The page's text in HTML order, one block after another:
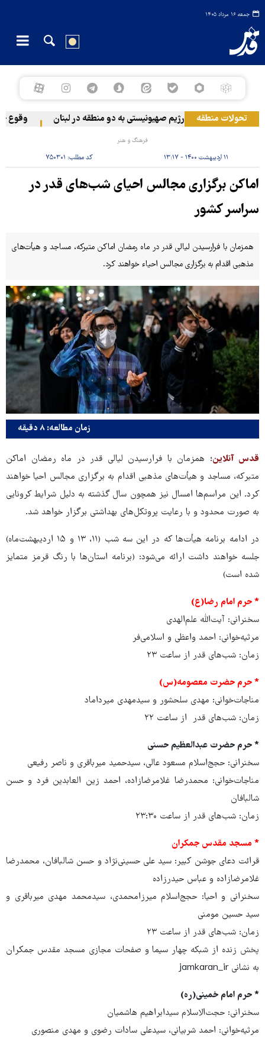
جمعه ۱۶ مرداد ۱۴۰۵
تحولات منطقه
حمله رژیم صهیونیستی به دو منطقه در لبنان وقوع حادثه
فرهنگ و هنر
۱۱ اردیبهشت ۱۴۰۰ - ۱۳:۱۷ کد مطلب: ۷۵۰۳۰۱
اماکن برگزاری مجالس احیای شب‌های قدر در
سراسر کشور
همزمان با فرارسیدن لیالی قدر در ماه رمضان اماکن متبرکه، مساجد و هیأت‌های
مذهبی اقدام به برگزاری مجالس احیاء خواهند کرد.
زمان مطالعه: ۸ دقیقه
قدس آنلاین؛ همزمان با فرارسیدن لیالی قدر در ماه رمضان اماکن
متبرکه، مساجد و هیأت‌های مذهبی اقدام به برگزاری مجالس احیا خواهند
کرد. این مراسم‌ها امسال نیز همچون سال گذشته به دلیل شرایط کرونایی
به صورت محدود و با رعایت پروتکل‌های بهداشتی برگزار خواهد شد.
در ادامه برنامه هیأت‌ها که در این سه شب (۱۱، ۱۳ و ۱۵ اردیبهشت‌ماه)
جلسه خواهند داشت ارائه می‌شود: (برنامه استان‌ها با رنگ قرمز متمایز
شده است)
* حرم امام رضا(ع)
سخنرانی: آیت‌الله علم‌الهدی
مرثیه‌خوانی: احمد واعظی و اسلامی‌فر
زمان: شب‌های قدر از ساعت ۲۳
* حرم حضرت معصومه(س)
مناجات‌خوانی: مهدی سلحشور و سیدمهدی میرداماد
زمان: شب‌های قدر از ساعت ۲۲
* حرم حضرت عبدالعظیم حسنی
سخنرانی: حجج‌اسلام مسعود عالی، سیدحمید میرباقری و ناصر رفیعی
مناجات‌خوانی: محمدرضا غلامرضازاده، احمد زین العابدین فرد و حسن
شالبافان
زمان: شب‌های قدر از ساعت ۲۳:۳۰
* مسجد مقدس جمکران
قرائت دعای جوشن کبیر: سید علی حسینی‌نژاد و حسن شالبافان، محمدرضا
غلامرضازاده و عباس حیدرزاده
سخنرانی و احیا: حجج‌اسلام میرزامحمدی، سیدمحمد مهدی میرباقری و
سید حسین مومنی
زمان: شب‌های قدر از ساعت ۲۳
پخش زنده از شبکه چهار سیما و صفحات مجازی مسجد مقدس جمکران
به نشانی jamkaran_ir
* حرم امام خمینی(ره)
سخنرانی: حجت‌الاسلام سیدابراهیم هاشمیان
مرثیه‌خوانی: احمد شربیانی، سیدعلی سادات رضوی و مهدی منصوری